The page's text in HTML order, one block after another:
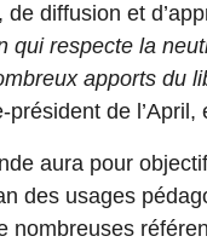
diffusion et
qui respecte la
apports du
de
aura pour
des usages
nombreuses